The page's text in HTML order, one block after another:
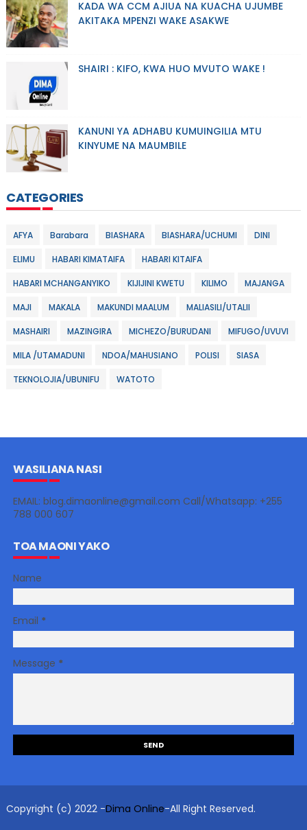
KADA WA CCM AJIUA NA KUACHA UJUMBE
AKITAKA MPENZI WAKE ASAKWE
SHAIRI : KIFO, KWA HUO MVUTO WAKE !
KANUNI YA ADHABU KUMUINGILIA MTU
KINYUME NA MAUMBILE
CATEGORIES
AFYA Barabara BIASHARA BIASHARA/UCHUMI DINI
ELIMU HABARI KIMATAIFA HABARI KITAIFA
HABARI MCHANGANYIKO KIJIJINI KWETU KILIMO MAJANGA
MAJI MAKALA MAKUNDI MAALUM MALIASILI/UTALII
MASHAIRI MAZINGIRA MICHEZO/BURUDANI MIFUGO/UVUVI
MILA /UTAMADUNI NDOA/MAHUSIANO POLISI SIASA
TEKNOLOJIA/UBUNIFU WATOTO
WASILIANA NASI
EMAIL: blog.dimaonline@gmail.com Call/Whatsapp: +255
788 000 607
TOA MAONI YAKO
Name
Email *
Message *
Copyright (c) 2022 -Dima Online-All Right Reserved.